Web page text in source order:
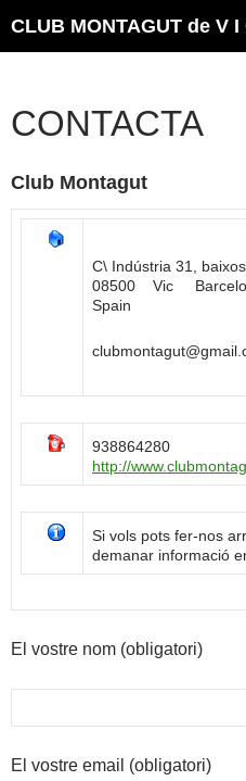
CLUB MONTAGUT de V I
CONTACTA
Club Montagut
C\ Indústria 31, baixos
08500 Vic
Spain
938864280
http://
Si vols pots fer-nos
demanar informació
El vostre nom (obligatori)
El vostre email (obligatori)